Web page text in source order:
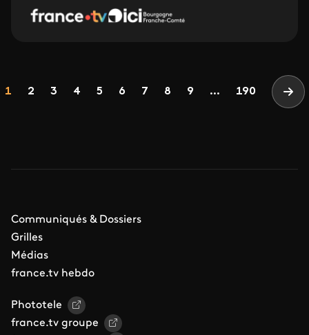
Page
1 Page
2 Page
3 Page
4 Page
5 Page
6 Page
7 Page
8 Page
9 ... 190
Communiqués & Dossiers
Grilles
Médias
france.tv hebdo
Phototele
france.tv groupe